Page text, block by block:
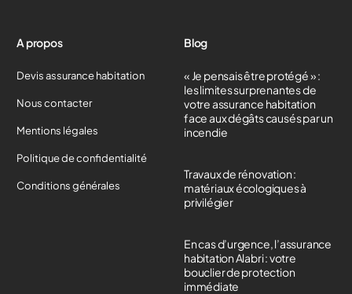
A propos
Devis assurance habitation
Nous contacter
Mentions légales
Politique de confidentialité
Conditions générales
Blog
« Je pensais être protégé » :
les limites surprenantes de
votre assurance habitation
face aux dégâts causés par un
incendie
Travaux de rénovation :
matériaux écologiques à
privilégier
En cas d’urgence, l’assurance
habitation Alabri : votre
bouclier de protection
immédiate